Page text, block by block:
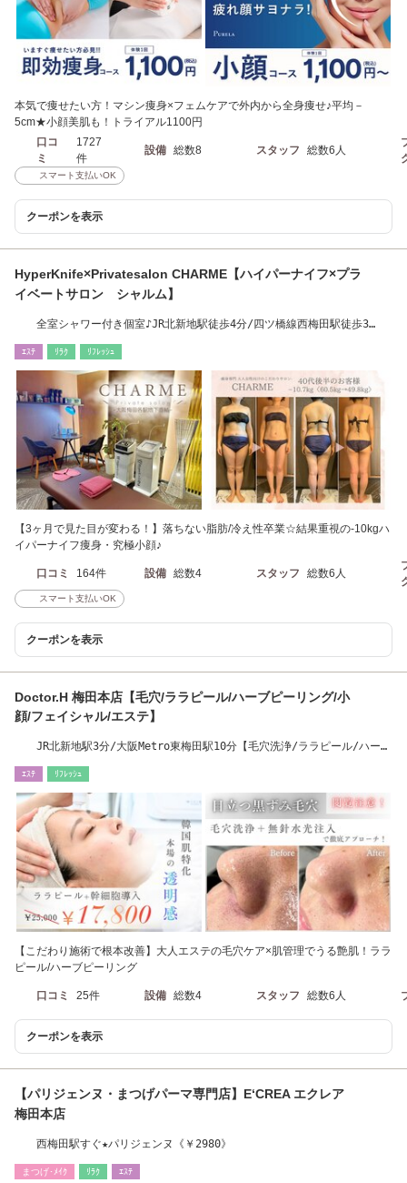
本気で痩せたい方！マシン痩身×フェムケアで外内から全身痩せ♪平均－
5cm★小顔美肌も！トライアル1100円
口コ
ミ
1727
件
設備 総数8 スタッフ 総数6人
スマート支払いOK
クーポンを表示
HyperKnife×Privatesalon CHARME【ハイパーナイフ×プラ
イベートサロン シャルム】
全室シャワー付き個室♪JR北新地駅徒歩4分/四ツ橋線西梅田駅徒歩3
ｴｽﾃ ﾘﾗｸ ﾘﾌﾚｯｼｭ
【3ヶ月で見た目が変わる！】落ちない脂肪/冷え性卒業☆結果重視の-10kgハ
イパーナイフ痩身・究極小顔♪
口コミ 164件 設備 総数4 スタッフ 総数6人
スマート支払いOK
クーポンを表示
Doctor.H 梅田本店【毛穴/ララピール/ハーブピーリング/小
顔/フェイシャル/エステ】
JR北新地駅3分/大阪Metro東梅田駅10分【毛穴洗浄/ララピール/ハーブ
ｴｽﾃ ﾘﾌﾚｯｼｭ
【こだわり施術で根本改善】大人エステの毛穴ケア×肌管理でうる艶肌！ララ
ピール/ハーブピーリング
口コミ 25件 設備 総数4 スタッフ 総数6人
クーポンを表示
【パリジェンヌ・まつげパーマ専門店】E‘CREA エクレア
梅田本店
西梅田駅すぐ★パリジェンヌ《￥2980》
まつげ･ﾒｲｸ ﾘﾗｸ ｴｽﾃ